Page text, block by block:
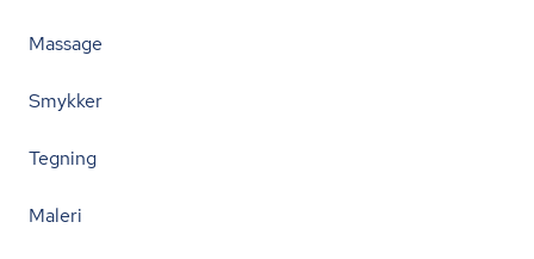
Massage
Smykker
Tegning
Maleri